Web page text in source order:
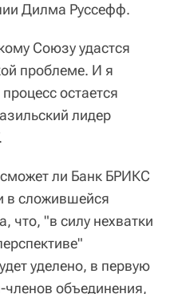
Дилма Руссефф.
Союзу удастся
проблеме. И я
остается
лидер
ли Банк БРИКС
в сложившейся
что, "в силу нехватки
уделено, в первую
членов объединения,